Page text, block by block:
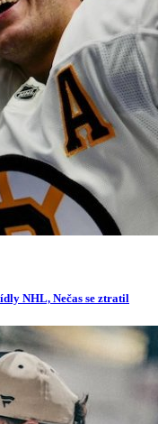
NHL, Nečas se ztratil